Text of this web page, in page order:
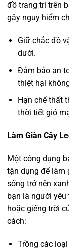
đồ trang trí trên
gây nguy hiểm
Giữ chắc đồ
dưới.
Đảm bảo an
thiệt hại
Hạn chế thất
thời tiết gió
Làm Giàn Cây
Một công dụng
tận dụng để làm
sống trở nên
bạn là người
hoặc giếng trời
cách:
Trồng các